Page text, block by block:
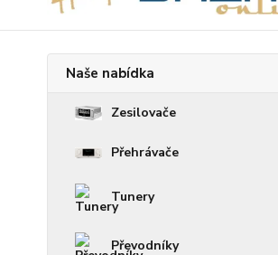
Naše nabídka
Zesilovače
Přehrávače
Tunery
Převodníky